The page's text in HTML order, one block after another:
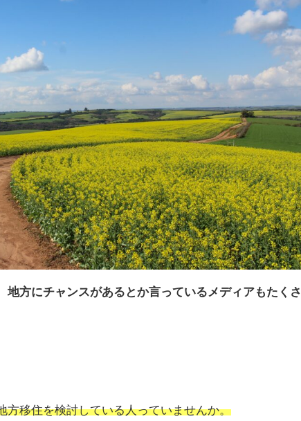
地方にチャンスがあるとか言っているメディアもたくさ
方移住を検討している人っていませんか。